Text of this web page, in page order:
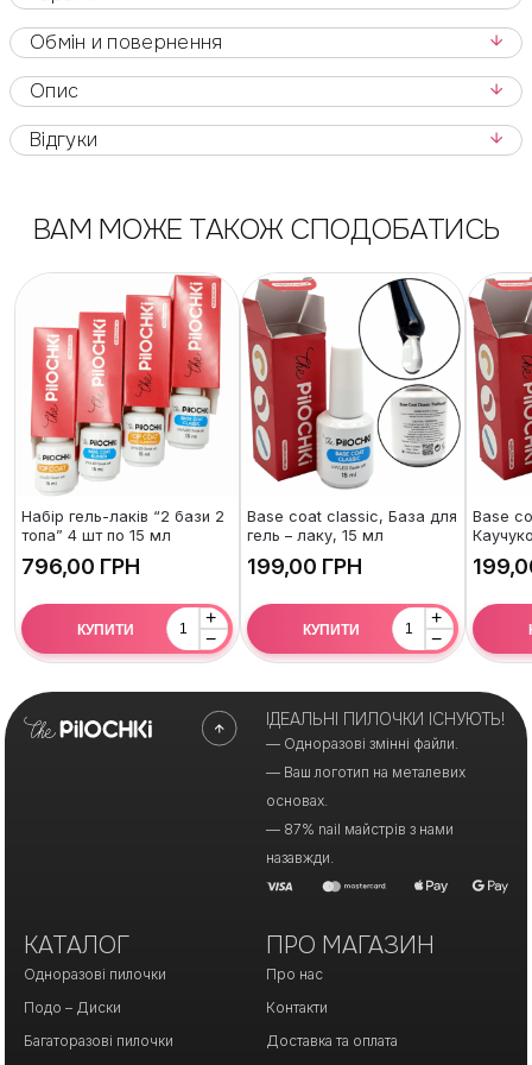
Обмін и повернення
Опис
Відгуки
ВАМ МОЖЕ ТАКОЖ СПОДОБАТИСЬ
Набір гель-лаків “2 бази 2
топа” 4 шт по 15 мл
ГРН
+
−
КУПИТИ
Base coat classic, База для
гель – лаку, 15 мл
ГРН
+
−
КУПИТИ
Base
ІДЕАЛЬНІ ПИЛОЧКИ ІСНУЮТЬ!
— Одноразові змінні файли.
— Ваш логотип на металевих
основах.
— 87% nail майстрів з нами
назавжди.
КАТАЛОГ
Одноразові пилочки
Подо – Диски
Багаторазові пилочки
ПРО МАГАЗИН
Про нас
Контакти
Доставка та оплата